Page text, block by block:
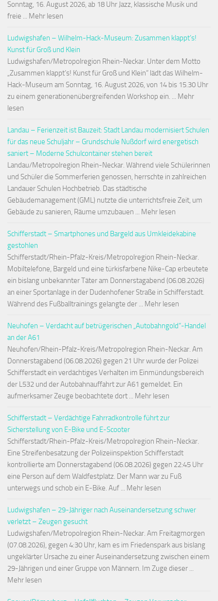
Sonntag, 16. August 2026, ab 18 Uhr Jazz, klassische Musik und
freie ... Mehr lesen
Ludwigshafen – Wilhelm-Hack-Museum: Zusammen klappt’s!
Kunst für Groß und Klein
Ludwigshafen/Metropolregion Rhein-Neckar. Unter dem Motto
„Zusammen klappt’s! Kunst für Groß und Klein“ lädt das Wilhelm-
Hack-Museum am Sonntag, 16. August 2026, von 14 bis 15.30 Uhr
zu einem generationenübergreifenden Workshop ein. ... Mehr
lesen
Landau – Ferienzeit ist Bauzeit: Stadt Landau modernisiert Schulen
für das neue Schuljahr – Grundschule Nußdorf wird energetisch
saniert – Moderne Schulcontainer stehen bereit
Landau/Metropolregion Rhein-Neckar. Während viele Schülerinnen
und Schüler die Sommerferien genossen, herrschte in zahlreichen
Landauer Schulen Hochbetrieb. Das städtische
Gebäudemanagement (GML) nutzte die unterrichtsfreie Zeit, um
Gebäude zu sanieren, Räume umzubauen ... Mehr lesen
Schifferstadt – Smartphones und Bargeld aus Umkleidekabine
gestohlen
Schifferstadt/Rhein-Pfalz-Kreis/Metropolregion Rhein-Neckar.
Mobiltelefone, Bargeld und eine türkisfarbene Nike-Cap erbeutete
ein bislang unbekannter Täter am Donnerstagabend (06.08.2026)
an einer Sportanlage in der Dudenhofener Straße in Schifferstadt.
Während des Fußballtrainings gelangte der ... Mehr lesen
Neuhofen – Verdacht auf betrügerischen „Autobahngold“-Handel
an der A61
Neuhofen/Rhein-Pfalz-Kreis/Metropolregion Rhein-Neckar. Am
Donnerstagabend (06.08.2026) gegen 21 Uhr wurde der Polizei
Schifferstadt ein verdächtiges Verhalten im Einmündungsbereich
der L532 und der Autobahnauffahrt zur A61 gemeldet. Ein
aufmerksamer Zeuge beobachtete dort ... Mehr lesen
Schifferstadt – Verdächtige Fahrradkontrolle führt zur
Sicherstellung von E-Bike und E-Scooter
Schifferstadt/Rhein-Pfalz-Kreis/Metropolregion Rhein-Neckar.
Eine Streifenbesatzung der Polizeiinspektion Schifferstadt
kontrollierte am Donnerstagabend (06.08.2026) gegen 22:45 Uhr
eine Person auf dem Waldfestplatz. Der Mann war zu Fuß
unterwegs und schob ein E-Bike. Auf ... Mehr lesen
Ludwigshafen – 29-Jähriger nach Auseinandersetzung schwer
verletzt – Zeugen gesucht
Ludwigshafen/Metropolregion Rhein-Neckar. Am Freitagmorgen
(07.08.2026), gegen 4:30 Uhr, kam es im Friedenspark aus bislang
ungeklärter Ursache zu einer Auseinandersetzung zwischen einem
29-Jährigen und einer Gruppe von Männern. Im Zuge dieser ...
Mehr lesen